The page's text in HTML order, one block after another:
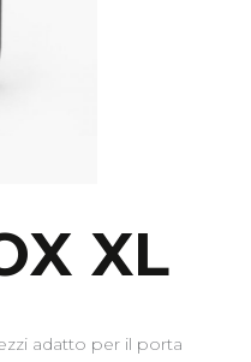
XL
adatto per il porta